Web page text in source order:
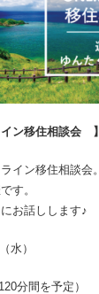
ン移住相談会 】
イン移住相談会。
す。
お話しします♪
水）
分間を予定）